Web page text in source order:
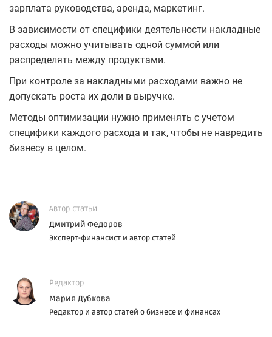
зарплата руководства, аренда, маркетинг.
В зависимости от специфики деятельности накладные
расходы можно учитывать одной суммой или
распределять между продуктами.
При контроле за накладными расходами важно не
допускать роста их доли в выручке.
Методы оптимизации нужно применять с учетом
специфики каждого расхода и так, чтобы не навредить
бизнесу в целом.
Автор статьи
Дмитрий Федоров
Эксперт-финансист и автор статей
Редактор
Мария Дубкова
Редактор и автор статей о бизнесе и финансах